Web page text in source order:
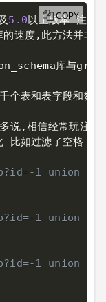
5.0以上版本 注入
的速度, 此方法并非
库与
个表和表字段和数
说,相信经常玩注入
比如过滤了空格，
1 union
1 union
1 union
COPY